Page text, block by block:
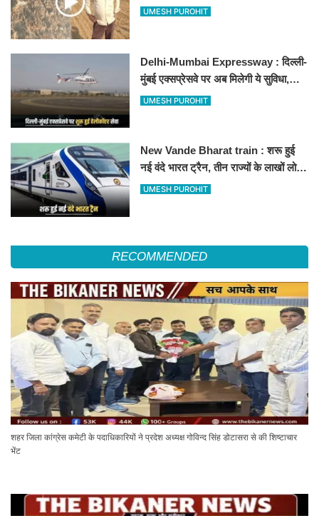
500-500 रुपए के नोट, वीडियो वायरल
UMESH PUROHIT
Delhi-Mumbai Expressway : दिल्ली-
मुंबई एक्सप्रेसवे पर अब मिलेगी ये सुविधा,
हेलीकॉप्टर सर्विस से तुरंत घायल पहुंचेगा
UMESH PUROHIT
New Vande Bharat train : शरू हुई
नई वंदे भारत ट्रैन, तीन राज्यों के लाखों लोगों
का सफर होगा आसान, देखें पूरा रूटमैप
UMESH PUROHIT
RECOMMENDED
शहर जिला कांग्रेस कमेटी के पदाधिकारियों ने प्रदेश अध्यक्ष गोविन्द सिंह डोटासरा से की शिष्टाचार
भेंट